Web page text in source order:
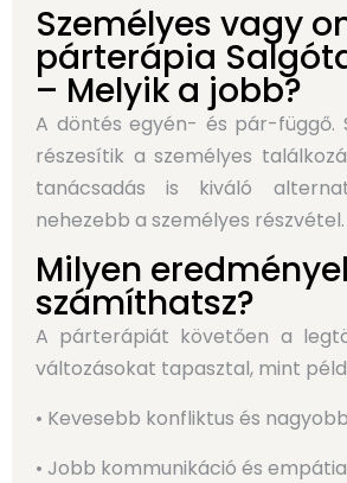
Személyes vagy
párterápia
– Melyik a jobb?
A döntés egyén- és pár-függő.
részesítik a személyes
tanácsadás is kiváló
nehezebb a személyes részvétel.
Milyen
számíthatsz?
A párterápiát követően a
változásokat tapasztal, mint
• Kevesebb konfliktus és
• Jobb kommunikáció és